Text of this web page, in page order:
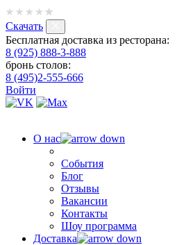
Скачать
Бесплатная доставка из ресторана:
8 (925) 888-3-888
бронь столов:
8 (495)2-555-666
Войти
О нас
События
Блог
Отзывы
Вакансии
Контакты
Шоу программа
Доставка